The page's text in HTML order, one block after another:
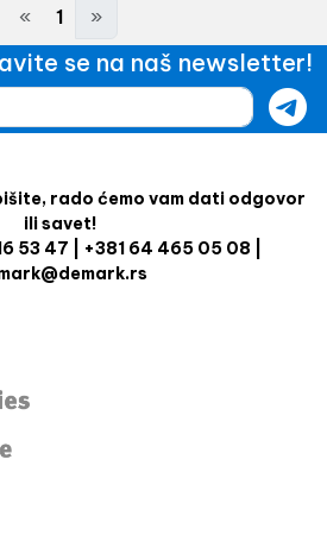
« 1 »
se na naš newsletter!
rado ćemo vam dati odgovor
ili savet!
53 47 | +381 64 465 05 08 |